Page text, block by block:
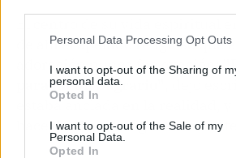
Personal Data Processing Opt Outs
I want to opt-out of the Sharing of
personal data.
Opted In
I want to opt-out of the Sale of my
Personal Data.
Opted In
de ahí el apellido religioso que
adoración nunca fue evasión:
para mí un Sagrario"
, dejó
estaba anclada en la realidad, y
hace de ella una figura tan